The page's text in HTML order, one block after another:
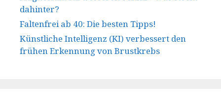
dahinter?
Faltenfrei ab 40: Die besten Tipps!
Künstliche Intelligenz (KI) verbessert den
frühen Erkennung von Brustkrebs